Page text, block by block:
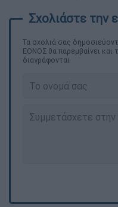
Τα σχολιά σας
ΕΘΝΟΣ θα παρεμβαίνει και
διαγράφονται